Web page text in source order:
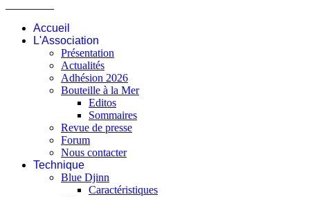
Accueil
L'Association
Présentation
Actualités
Adhésion 2026
Bouteille à la Mer
Editos
Sommaires
Revue de presse
Forum
Nous contacter
Technique
Blue Djinn
Caractéristiques